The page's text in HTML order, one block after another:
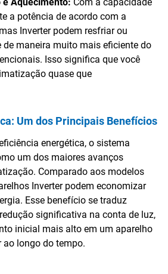
a potência de acordo com a
Inverter podem resfriar ou
de maneira muito mais eficiente do
Isso significa que você
quase que
Um dos Principais Benefícios
energética, o sistema
um dos maiores avanços
Comparado aos modelos
Inverter podem economizar
Esse benefício se traduz
significativa na conta de luz,
inicial mais alto em um aparelho
ao longo do tempo.